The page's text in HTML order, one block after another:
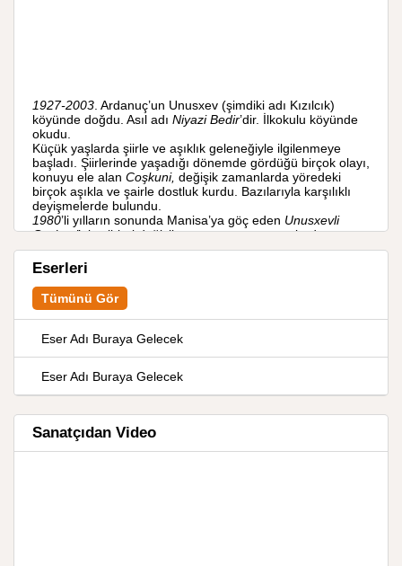
1927-2003 . Ardanuç’un Unusxev (şimdiki adı Kızılcık)
köyünde doğdu. Asıl adı Niyazi Bedir’dir. İlkokulu köyünde
okudu.
Küçük yaşlarda şiirle ve aşıklık geleneğiyle ilgilenmeye
başladı. Şiirlerinde yaşadığı dönemde gördüğü birçok olayı,
konuyu ele alan Coşkuni, değişik zamanlarda yöredeki
birçok aşıkla ve şairle dostluk kurdu. Bazılarıyla karşılıklı
deyişmelerde bulundu.
1980’li yılların sonunda Manisa’ya göç eden Unusxevli
Coşkuni’nin şiirleri değişik gazete ve araştırmalarda
aktarıldı.
Aşık Coşkuni
Ayrıca19.
Coşkuni
, asıl adı
Erzurumlu Ümit Coşkuni
KAYNAK: ozanlar.biz
Eserleri
Tümünü Gör
Eser Adı Buraya Gelecek
Eser Adı Buraya Gelecek
Sanatçıdan Video